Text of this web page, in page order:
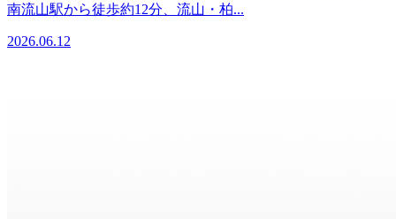
南流山駅から徒歩約12分、流山・柏...
2026.06.12